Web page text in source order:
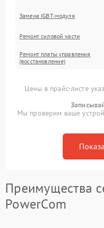
Замена IGBT-модуля
Ремонт силовой части
Ремонт платы управления
(восстановление)
Цены в прайс-листе
Мы проверим ваше
Преимущества
PowerCom